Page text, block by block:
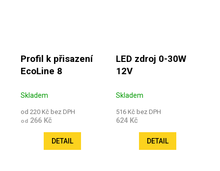
Profil k přisazení
EcoLine 8
Skladem
od 220 Kč bez DPH
od266 Kč
DETAIL
LED zdroj 0-30W
12V
Skladem
516 Kč bez DPH
624 Kč
DETAIL